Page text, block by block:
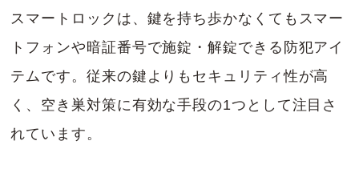
スマートロックは、鍵を持ち歩かなくてもスマー
トフォンや暗証番号で施錠・解錠できる防犯アイ
テムです。従来の鍵よりもセキュリティ性が高
く、空き巣対策に有効な手段の1つとして注目さ
れています。